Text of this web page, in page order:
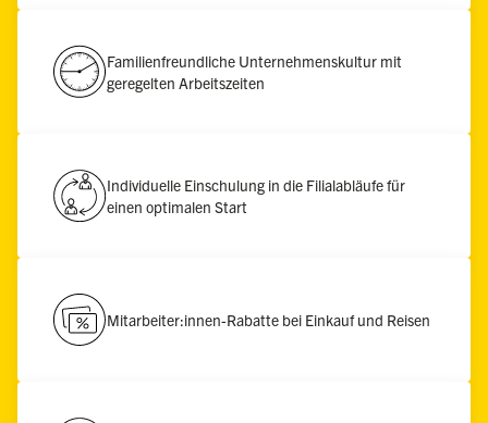
Familienfreundliche Unternehmenskultur mit
geregelten Arbeitszeiten
Individuelle Einschulung in die Filialabläufe für
einen optimalen Start
Mitarbeiter:innen-Rabatte bei Einkauf und Reisen